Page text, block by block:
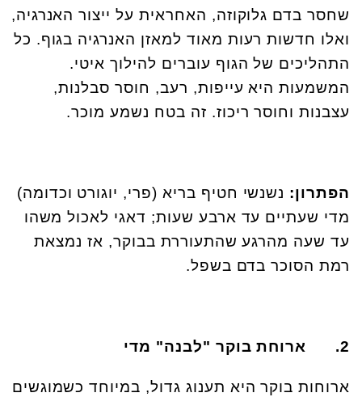
שחסר בדם גלוקוזה, האחראית על ייצור האנרגיה,
ואלו חדשות רעות מאוד למאזן האנרגיה בגוף. כל
התהליכים של הגוף עוברים להילוך איטי.
המשמעות היא עייפות, רעב, חוסר סבלנות,
עצבנות וחוסר ריכוז. זה בטח נשמע מוכר.
הפתרון: נשנשי חטיף בריא (פרי, יוגורט וכדומה)
מדי שעתיים עד ארבע שעות; דאגי לאכול משהו
עד שעה מהרגע שהתעוררת בבוקר, אז נמצאת
רמת הסוכר בדם בשפל.
2. ארוחת בוקר "לבנה" מדי
ארוחות בוקר היא תענוג גדול, במיוחד כשמוגשים